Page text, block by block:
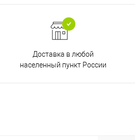
Доставка в любой
населенный пункт России